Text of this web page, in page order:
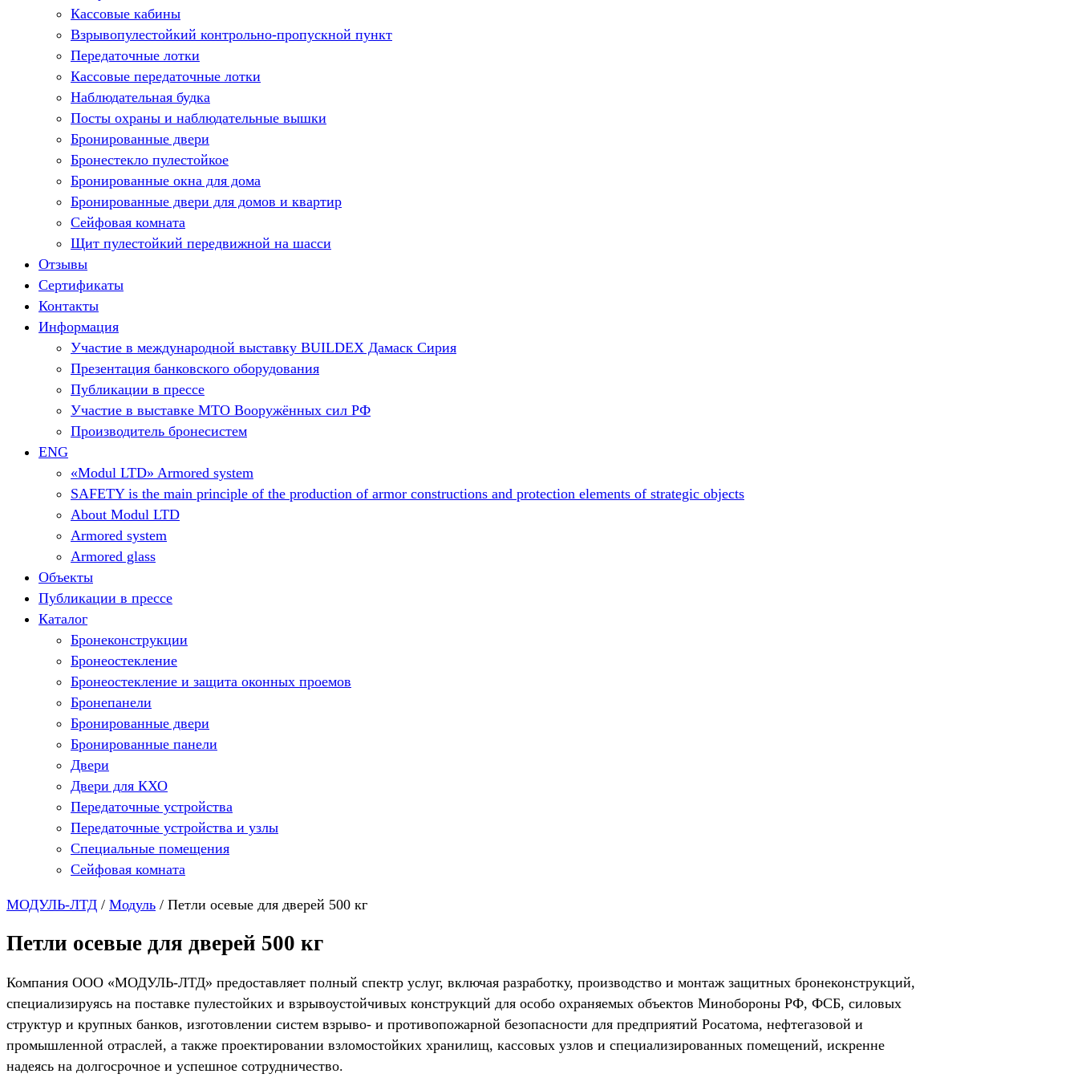
Кассовые кабины
Взрывопулестойкий контрольно-пропускной пункт
Передаточные лотки
Кассовые передаточные лотки
Наблюдательная будка
Посты охраны и наблюдательные вышки
Бронированные двери
Бронестекло пулестойкое
Бронированные окна для дома
Бронированные двери для домов и квартир
Сейфовая комната
Щит пулестойкий передвижной на шасси
Отзывы
Сертификаты
Контакты
Информация
Участие в международной выставку BUILDEX Дамаск Сирия
Презентация банковского оборудования
Публикации в прессе
Участие в выставке МТО Вооружённых сил РФ
Производитель бронесистем
ENG
«Modul LTD» Armored system
SAFETY is the main principle of the production of armor constructions and protection elements of strategic objects
About Modul LTD
Armored system
Armored glass
Объекты
Публикации в прессе
Каталог
Бронеконструкции
Бронеостекление
Бронеостекление и защита оконных проемов
Бронепанели
Бронированные двери
Бронированные панели
Двери
Двери для КХО
Передаточные устройства
Передаточные устройства и узлы
Специальные помещения
Сейфовая комната
МОДУЛЬ-ЛТД / Модуль / Петли осевые для дверей 500 кг
Петли осевые для дверей 500 кг
Компания ООО «МОДУЛЬ-ЛТД» предоставляет полный спектр услуг, включая разработку, производство и монтаж защитных бронеконструкций,
специализируясь на поставке пулестойких и взрывоустойчивых конструкций для особо охраняемых объектов Минобороны РФ, ФСБ, силовых
структур и крупных банков, изготовлении систем взрыво- и противопожарной безопасности для предприятий Росатома, нефтегазовой и
промышленной отраслей, а также проектировании взломостойких хранилищ, кассовых узлов и специализированных помещений, искренне
надеясь на долгосрочное и успешное сотрудничество.